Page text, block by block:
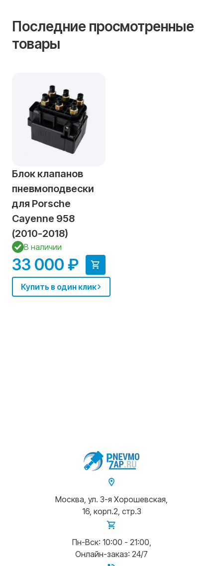
Последние просмотренные
товары
Блок клапанов
пневмоподвески
для Porsche
Cayenne 958
(2010-2018)
В наличии
33 000 ₽
Купить в один клик
Москва, ул. 3-я Хорошевская,
16, корп.2, стр.3
Пн-Вск: 10:00 - 21:00,
Онлайн-заказ: 24/7